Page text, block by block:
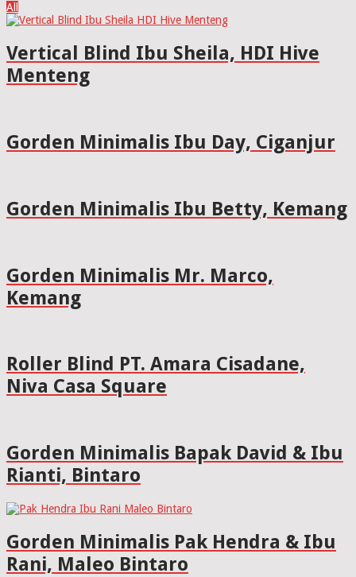
All
Vertical Blind Ibu Sheila, HDI Hive
Menteng
Gorden Minimalis Ibu Day, Ciganjur
Gorden Minimalis Ibu Betty, Kemang
Gorden Minimalis Mr. Marco,
Kemang
Roller Blind PT. Amara Cisadane,
Niva Casa Square
Gorden Minimalis Bapak David & Ibu
Rianti, Bintaro
Gorden Minimalis Pak Hendra & Ibu
Rani, Maleo Bintaro